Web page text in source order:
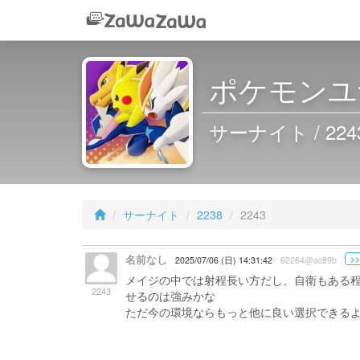
ポケモン
サーナイト /
サーナイト 2238 2243
2243
名前なし 2025/07/06 (日) 14:31:42 62264@ac89b
メイジの中では射程長い方だし、自衛もある
せるのは強みかな
ただ今の環境ならもっと他に良い選択でき